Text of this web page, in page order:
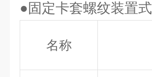
●固定卡套螺纹装置式
名称